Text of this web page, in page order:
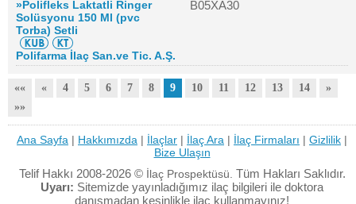
»Polifleks Laktatli Ringer
Solüsyonu 150 Ml (pvc
Torba) Setli
B05XA30
Polifarma İlaç San.ve Tic. A.Ş.
«« « 4 5 6 7 8 9 10 11 12 13 14
»
»»
Ana Sayfa | Hakkımızda | İlaçlar | İlaç Ara | İlaç Firmaları | Gizlilik |
Bize Ulaşın
Telif Hakkı 2008-2026 © İlaç Prospektüsü. Tüm Hakları Saklıdır.
Uyarı: Sitemizde yayınladığımız ilaç bilgileri ile doktora
danışmadan kesinlikle ilaç kullanmayınız!